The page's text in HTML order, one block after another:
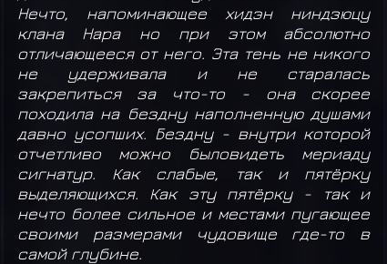
Нечто, напоминающее хидэн ниндзюцу
клана Нара но при этом абсолютно
отличающееся от него. Эта тень не никого
не удерживала и не старалась
закрепиться за что-то - она скорее
походила на бездну наполненную душами
давно усопших. Бездну - внутри которой
отчетливо можно быловидеть мериаду
сигнатур. Как слабые, так и пятёрку
выделяющихся. Как эту пятёрку - так и
нечто более сильное и местами пугающее
своими размерами чудовище где-то в
самой глубине.